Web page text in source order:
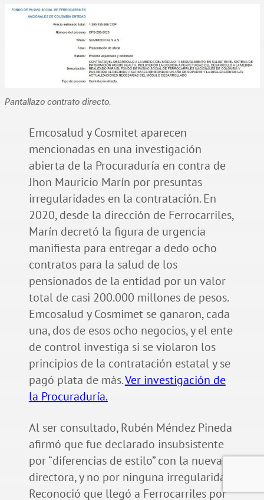
Pantallazo contrato directo.
Emcosalud y Cosmitet aparecen
mencionadas en una investigación
abierta de la Procuraduría en contra de
Jhon Mauricio Marín por presuntas
irregularidades en la contratación. En
2020, desde la dirección de Ferrocarriles,
Marín decretó la figura de urgencia
manifiesta para entregar a dedo ocho
contratos para la salud de los
pensionados de la entidad por un valor
total de casi 200.000 millones de pesos.
Emcosalud y Cosmimet se ganaron, cada
una, dos de esos ocho negocios, y el ente
de control investiga si se violaron los
principios de la contratación estatal y se
pagó plata de más.Ver investigación de
la Procuraduría.
Al ser consultado, Rubén Méndez Pineda
afirmó que fue declarado insubsistente
por “diferencias de estilo” con la nueva
directora, y no por ninguna irregularidad.
Reconoció que llegó a Ferrocarriles por